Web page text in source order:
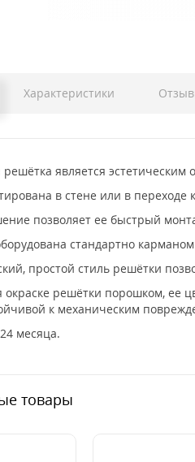
Характеристики
является
в стене или в
позволяет ее быстрый
стандартно
простой стиль решётки
окраске решётки порошком, ее
к механическим
месяца.
товары